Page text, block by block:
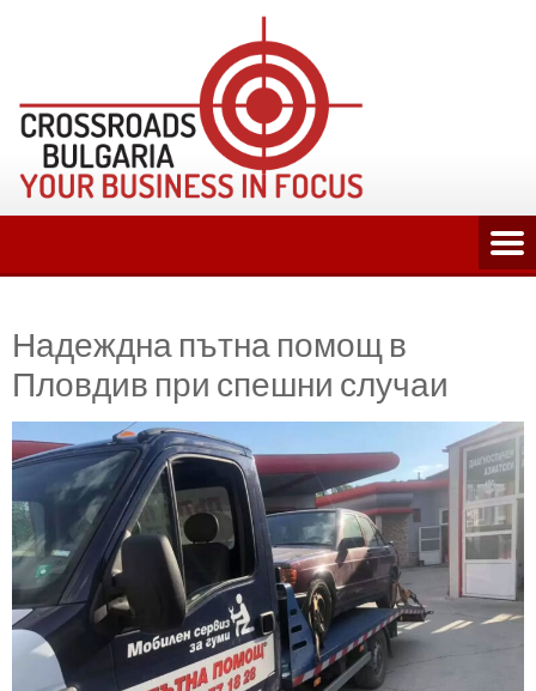
Надеждна пътна помощ в
Пловдив при спешни случаи